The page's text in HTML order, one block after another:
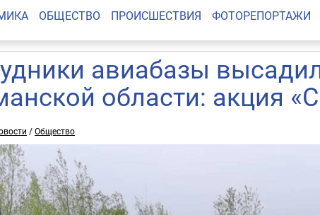
ОБЩЕСТВО ПРОИСШЕСТВИЯ ФОТОРЕПОРТАЖИ
авиабазы
области: акция
/Общество